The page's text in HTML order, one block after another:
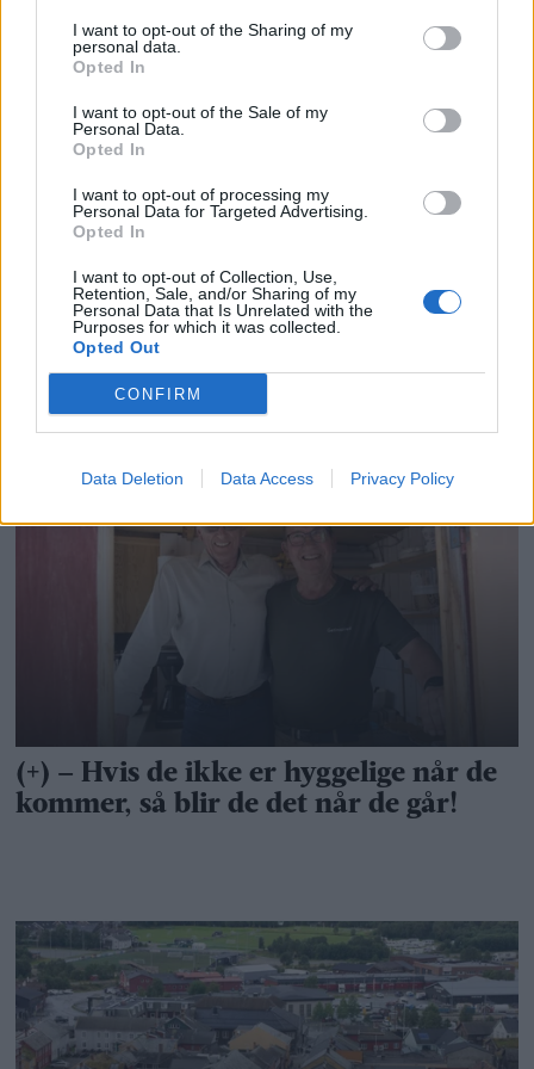
I want to opt-out of the Sharing of my
personal data.
Opted In
I want to opt-out of the Sale of my
Personal Data.
Opted In
I want to opt-out of processing my
Personal Data for Targeted Advertising.
Opted In
I want to opt-out of Collection, Use,
Retention, Sale, and/or Sharing of my
Personal Data that Is Unrelated with the
Purposes for which it was collected.
Opted Out
CONFIRM
Data Deletion Data Access Privacy Policy